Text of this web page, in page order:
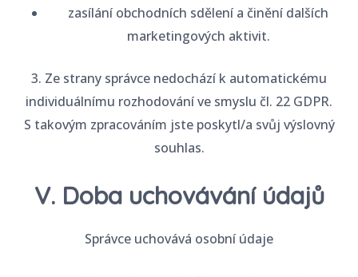
zasílání obchodních sdělení a činění dalších
marketingových aktivit.
3. Ze strany správce nedochází k automatickému
individuálnímu rozhodování ve smyslu čl. 22 GDPR.
S takovým zpracováním jste poskytl/a svůj výslovný
souhlas.
V. Doba uchovávání údajů
Správce uchovává osobní údaje